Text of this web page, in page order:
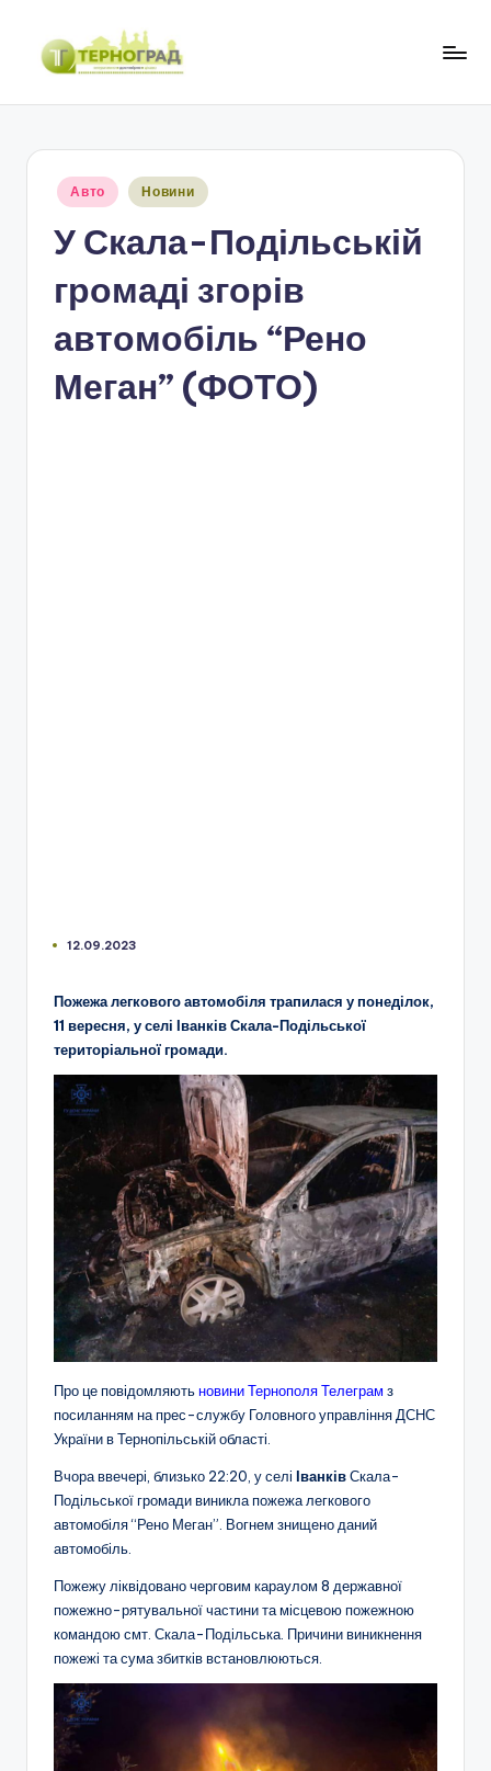
Перейти
Опубліковано
Авто Новини
У Скала-Подільській
громаді згорів
автомобіль “Рено
Меган” (ФОТО)
12.09.2023
Пожежа легкового автомобіля трапилася у понеділок,
11 вересня, у селі Іванків Скала-Подільської
територіальної громади.
Про це повідомляютьновини Тернополя Телеграм з
посиланням на прес-службу Головного управління ДСНС
України в Тернопільській області.
Вчора ввечері, близько 22:20, у селі ІванківСкала-
Подільської громади виникла пожежа легкового
автомобіля “Рено Меган”. Вогнем знищено даний
автомобіль.
Пожежу ліквідовано черговим караулом 8 державної
пожежно-рятувальної частини та місцевою пожежною
командою смт. Скала-Подільська. Причини виникнення
пожежі та сума збитків встановлюються.